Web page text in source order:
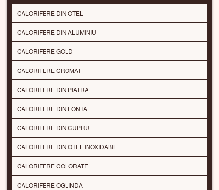
CALORIFERE DIN OTEL
CALORIFERE DIN ALUMINIU
CALORIFERE GOLD
CALORIFERE CROMAT
CALORIFERE DIN PIATRA
CALORIFERE DIN FONTA
CALORIFERE DIN CUPRU
CALORIFERE DIN OTEL INOXIDABIL
CALORIFERE COLORATE
CALORIFERE OGLINDA